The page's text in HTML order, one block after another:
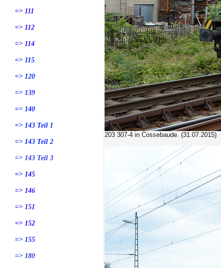
=> 111
=> 112
=> 114
=> 115
=> 120
=> 139
=> 140
=> 143 Teil 1
=> 143 Teil 2
=> 143 Teil 3
=> 145
=> 146
=> 151
=> 152
=> 155
=> 180
203 307-4 in Cossebaude. (31.07.2015)